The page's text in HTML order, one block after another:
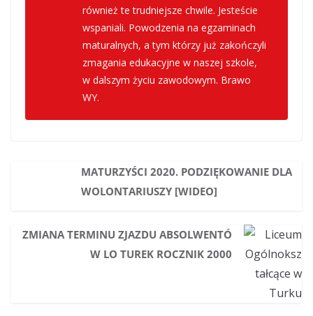
również te trudniejsze chwile. Jesteście
wspaniali. Powodzenia na egzaminach
maturalnych, a tym którzy już zakończyli
zmagania edukacyjne w naszej szkole,
w dalszym życiu zawodowym. Brawo
WY.
MATURZYŚCI 2020. PODZIĘKOWANIE DLA
WOLONTARIUSZY [WIDEO]
ZMIANA TERMINU ZJAZDU ABSOLWENTÓ
W LO TUREK ROCZNIK 2000